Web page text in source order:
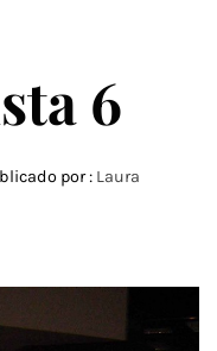
6
por : Laura